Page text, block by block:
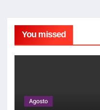
You missed
Agosto